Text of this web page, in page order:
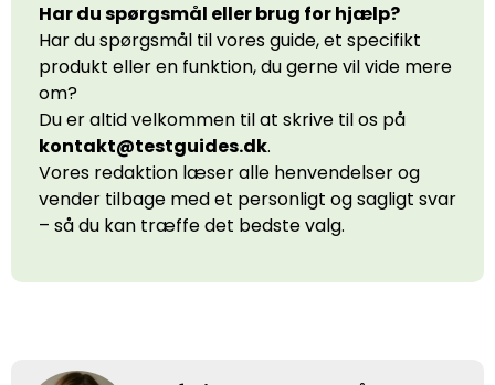
Har du spørgsmål eller brug for hjælp?
Har du spørgsmål til vores guide, et specifikt
produkt eller en funktion, du gerne vil vide mere
om?
Du er altid velkommen til at skrive til os på
kontakt@testguides.dk.
Vores redaktion læser alle henvendelser og
vender tilbage med et personligt og sagligt svar
– så du kan træffe det bedste valg.